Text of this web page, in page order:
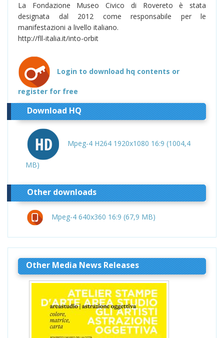
La Fondazione Museo Civico di Rovereto è stata
designata dal 2012 come responsabile per le
manifestazioni a livello italiano.
http://fll-italia.it/into-orbit
Login to download hq contents or
register for free
Download HQ
Mpeg-4 H264 1920x1080 16:9 (1004,4
MB)
Other downloads
Mpeg-4 640x360 16:9 (67,9 MB)
Other Media News Releases